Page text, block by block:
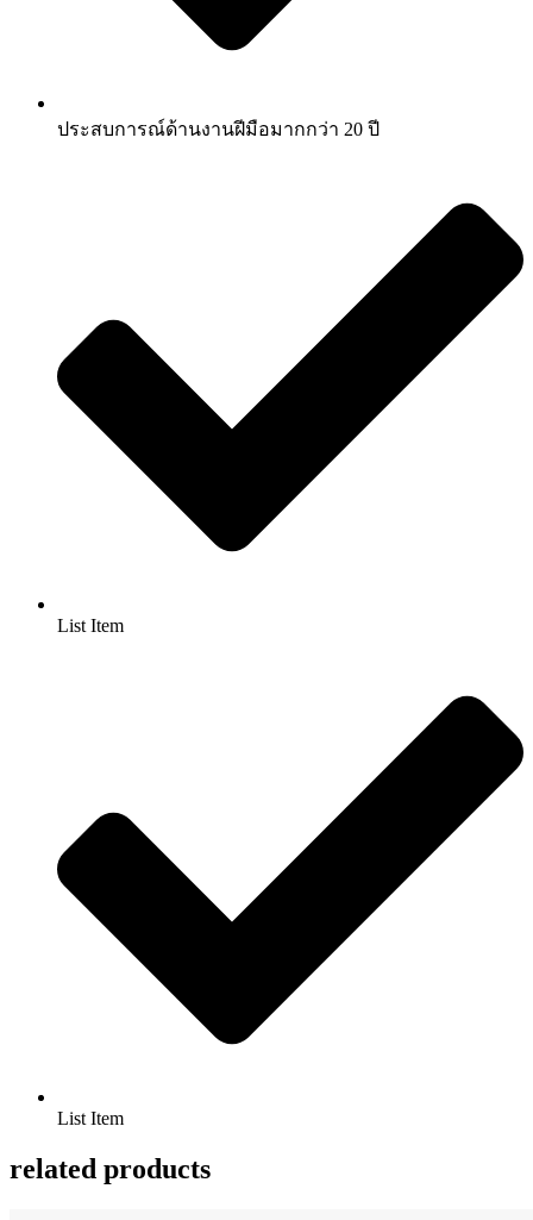
ประสบการณ์ด้านงานฝีมือมากกว่า 20 ปี
List Item
List Item
related products